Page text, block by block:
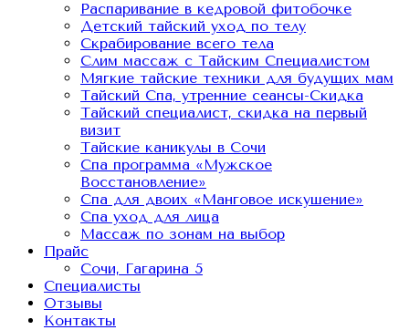
Распаривание в кедровой фитобочке
Детский тайский уход по телу
Скрабирование всего тела
Слим массаж с Тайским Специалистом
Мягкие тайские техники для будущих мам
Тайский Спа, утренние сеансы-Скидка
Тайский специалист, скидка на первый
визит
Тайские каникулы в Сочи
Спа программа «Мужское
Восстановление»
Спа для двоих «Манговое искушение»
Спа уход для лица
Массаж по зонам на выбор
Прайс
Сочи, Гагарина 5
Специалисты
Отзывы
Контакты